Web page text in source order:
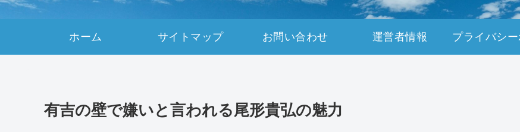
ホーム サイトマップ お問い合わせ 運営者情報
有吉の壁で嫌いと言われる尾形貴弘の魅力